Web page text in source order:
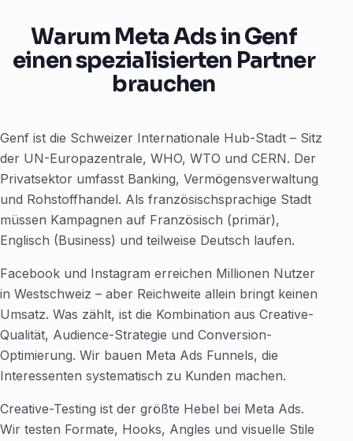
Warum Meta Ads in Genf
einen spezialisierten Partner
brauchen
Genf ist die Schweizer Internationale Hub-Stadt – Sitz
der UN-Europazentrale, WHO, WTO und CERN. Der
Privatsektor umfasst Banking, Vermögensverwaltung
und Rohstoffhandel. Als französischsprachige Stadt
müssen Kampagnen auf Französisch (primär),
Englisch (Business) und teilweise Deutsch laufen.
Facebook und Instagram erreichen Millionen Nutzer
in Westschweiz – aber Reichweite allein bringt keinen
Umsatz. Was zählt, ist die Kombination aus Creative-
Qualität, Audience-Strategie und Conversion-
Optimierung. Wir bauen Meta Ads Funnels, die
Interessenten systematisch zu Kunden machen.
Creative-Testing ist der größte Hebel bei Meta Ads.
Wir testen Formate, Hooks, Angles und visuelle Stile